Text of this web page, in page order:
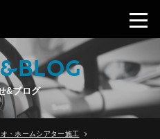
&ブログ
・ホームシアター施工